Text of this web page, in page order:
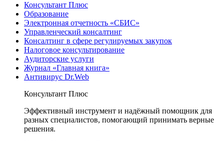
Консультант Плюс
Образование
Электронная отчетность «СБИС»
Управленческий консалтинг
Консалтинг в сфере регулируемых закупок
Налоговое консультирование
Аудиторские услуги
Журнал «Главная книга»
Антивирус Dr.Web
Консультант Плюс
Эффективный инструмент и надёжный помощник для
разных специалистов, помогающий принимать верные
решения.